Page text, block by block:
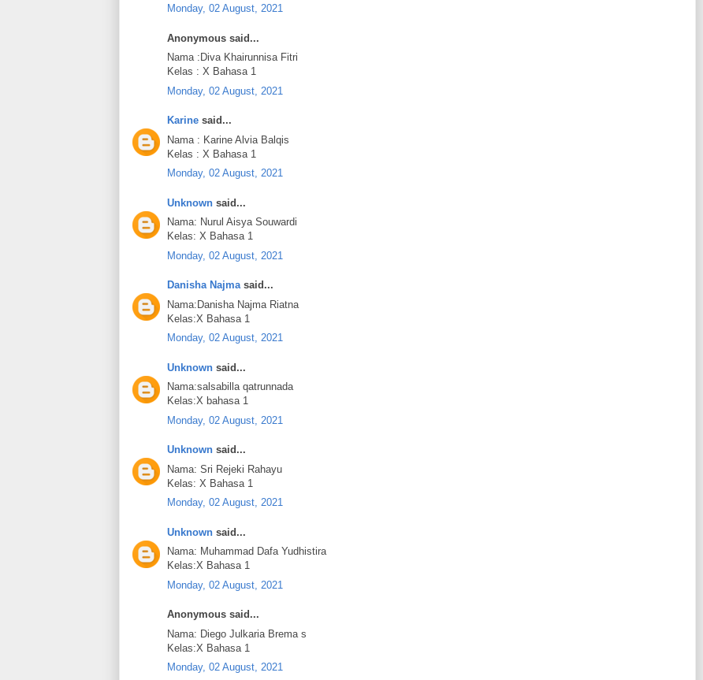
Monday, 02 August, 2021
Anonymous said...
Nama :Diva Khairunnisa Fitri
Kelas : X Bahasa 1
Monday, 02 August, 2021
Karine said...
Nama : Karine Alvia Balqis
Kelas : X Bahasa 1
Monday, 02 August, 2021
Unknown said...
Nama: Nurul Aisya Souwardi
Kelas: X Bahasa 1
Monday, 02 August, 2021
Danisha Najmasaid...
Nama:Danisha Najma Riatna
Kelas:X Bahasa 1
Monday, 02 August, 2021
Unknown said...
Nama:salsabilla qatrunnada
Kelas:X bahasa 1
Monday, 02 August, 2021
Unknown said...
Nama: Sri Rejeki Rahayu
Kelas: X Bahasa 1
Monday, 02 August, 2021
Unknown said...
Nama: Muhammad Dafa Yudhistira
Kelas:X Bahasa 1
Monday, 02 August, 2021
Anonymous said...
Nama: Diego Julkaria Brema s
Kelas:X Bahasa 1
Monday, 02 August, 2021